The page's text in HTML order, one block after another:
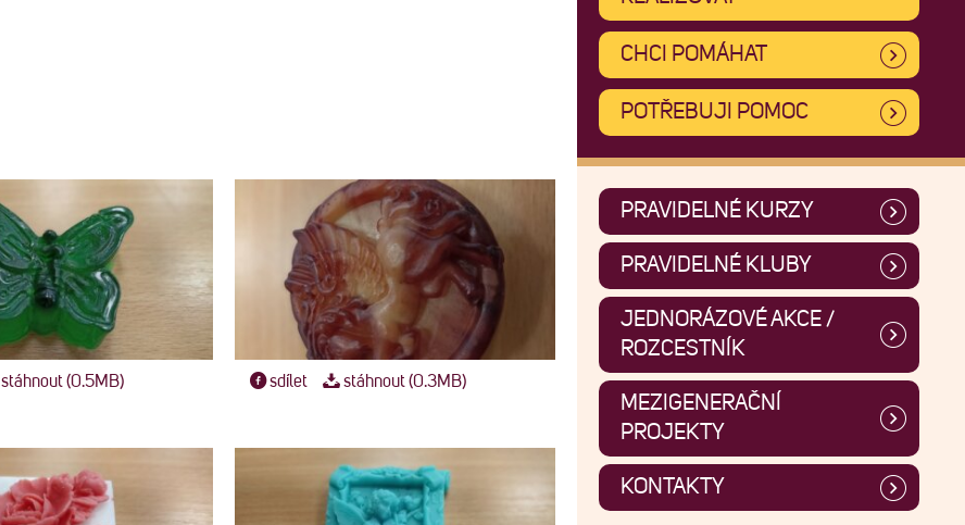
stáhnout (0.5MB) sdílet stáhnout (0.3MB)
CHCI POMÁHAT
POTŘEBUJI POMOC
PRAVIDELNÉ KURZY
PRAVIDELNÉ KLUBY
JEDNORÁZOVÉ AKCE /
ROZCESTNÍK
MEZIGENERAČNÍ
PROJEKTY
KONTAKTY